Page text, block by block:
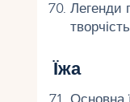
Легенди
Їжа